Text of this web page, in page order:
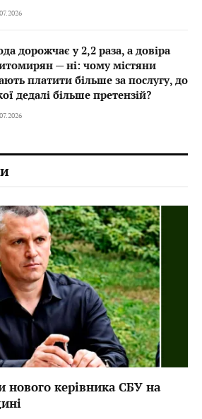
дорожчає у 2,2 раза, а довіра
— ні: чому містяни
платити більше за послугу, до
дедалі більше претензій?
нового керівника СБУ на